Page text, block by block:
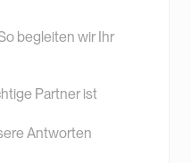
begleiten wir Ihr
Partner ist
Antworten